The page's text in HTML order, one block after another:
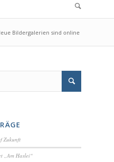
Bildergalerien sind online
Zukunft
„Am Haslei“